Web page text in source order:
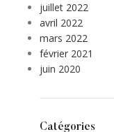
juillet 2022
avril 2022
mars 2022
février 2021
juin 2020
Catégories